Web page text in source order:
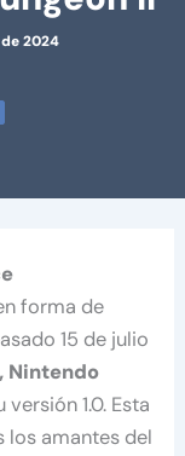
2024
forma de
15 de julio
Nintendo
versión 1.0. Esta
los amantes del